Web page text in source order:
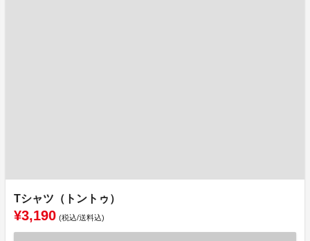
Tシャツ（トントゥ）
¥3,190 (税込/送料込)